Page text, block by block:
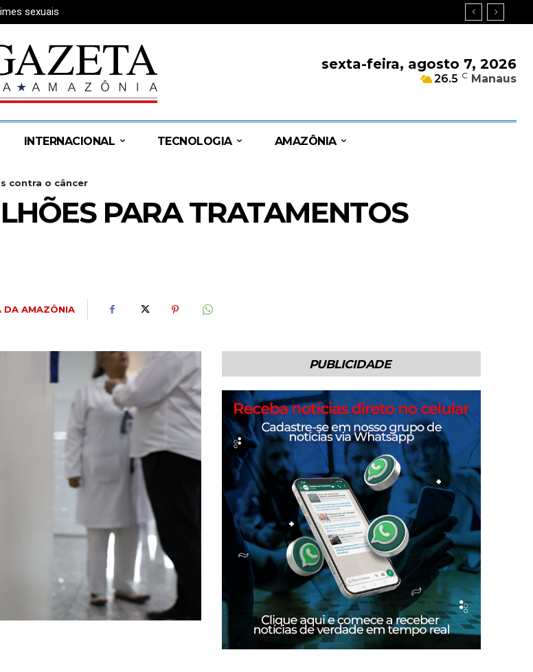
sexuais
sexta-feira, agosto 7, 2026
26.5 C Manaus
INTERNACIONAL TECNOLOGIA AMAZÔNIA
contra o câncer
PARA TRATAMENTOS
DA AMAZÔNIA
PUBLICIDADE